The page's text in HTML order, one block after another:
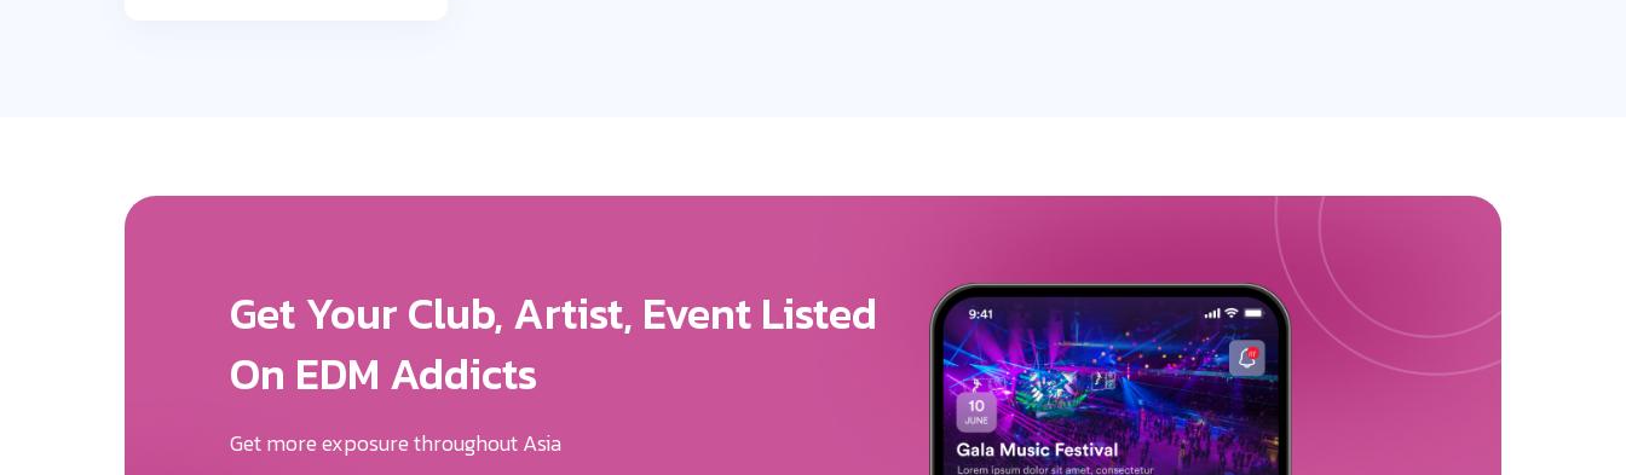
Get More Exposure For Your Brand
We Will Help You Get The Exposure
Your Brand Deserves